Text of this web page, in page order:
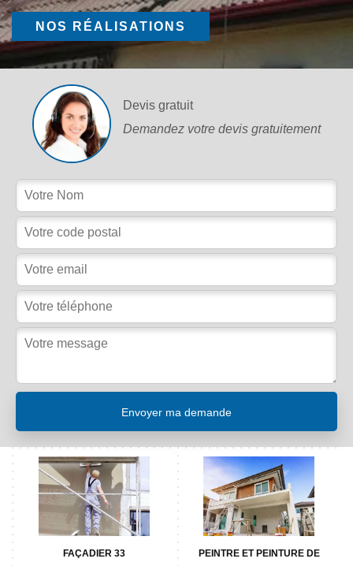
NOS RÉALISATIONS
Devis gratuit
Demandez votre devis gratuitement
FAÇADIER 33 PEINTRE ET PEINTURE DE